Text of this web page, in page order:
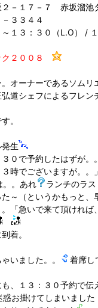
－１７－７ 赤坂溜池
３３４４
１３：３０（L.O） / １
２００８
オーナーであるソムリ
道シェフによるフレン
。
生
０で予約したはずが。
時でございますが。。」
。あれ
ランチのラス
～（というかもっと、
「急いで来て頂ければ
着。
いました。。 着席し
、１３：３０予約で伝
お掛けてしまいました